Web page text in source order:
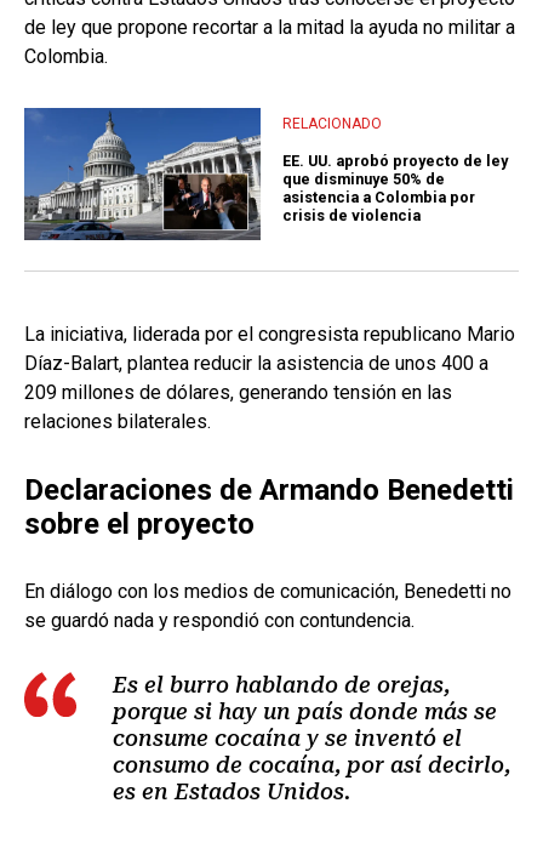
de ley que propone recortar a la mitad la ayuda no militar a
Colombia.
RELACIONADO
EE. UU. aprobó proyecto de ley
que disminuye 50% de
asistencia a Colombia por
crisis de violencia
La iniciativa, liderada por el congresista republicano Mario
Díaz-Balart, plantea reducir la asistencia de unos 400 a
209 millones de dólares, generando tensión en las
relaciones bilaterales.
Declaraciones de Armando Benedetti
sobre el proyecto
En diálogo con los medios de comunicación, Benedetti no
se guardó nada y respondió con contundencia.
Es el burro hablando de orejas,
porque si hay un país donde más se
consume cocaína y se inventó el
consumo de cocaína, por así decirlo,
es en Estados Unidos.